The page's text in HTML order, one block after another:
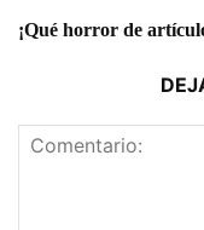
¡Qué horror de